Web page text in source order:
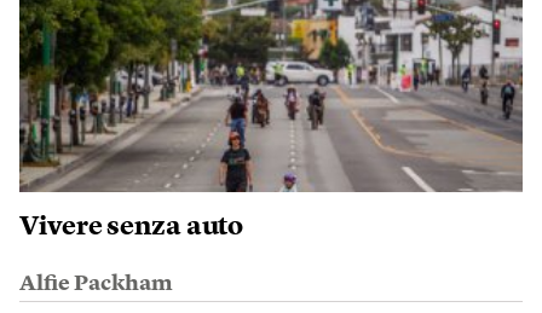
Vivere senza auto
Alfie Packham